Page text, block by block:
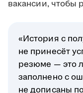
вакансии, чтобы
«История с
не принесёт
резюме — это
заполнено с
не дописаны